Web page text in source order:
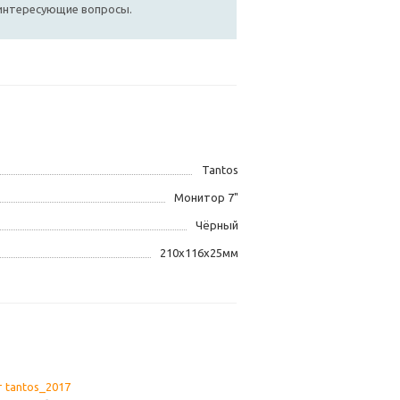
вопросы.
Tantos
Монитор 7"
Чёрный
210х116х25мм
tantos_2017